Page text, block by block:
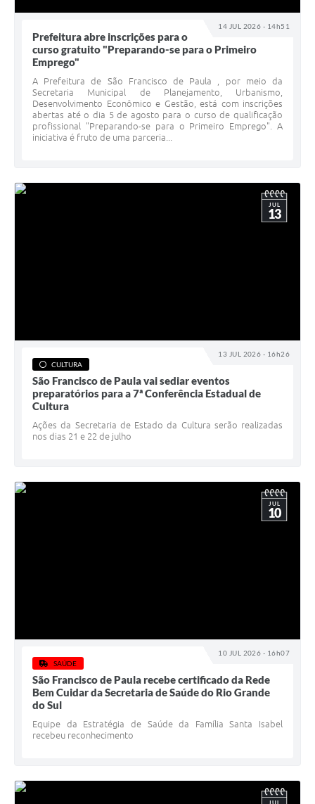
14 JUL 2026 - 14h51
Prefeitura abre inscrições para o
curso gratuito "Preparando-se para o Primeiro
Emprego"
A Prefeitura de São Francisco de Paula , por meio da
Secretaria Municipal de Planejamento, Urbanismo,
Desenvolvimento Econômico e Gestão, está com inscrições
abertas até o dia 5 de agosto para o curso de qualificação
profissional "Preparando-se para o Primeiro Emprego". A
iniciativa é fruto de uma parceria...
13 JUL 2026 - 16h26
JUL
13
CULTURA
São Francisco de Paula vai sediar eventos
preparatórios para a 7ª Conferência Estadual de
Cultura
Ações da Secretaria de Estado da Cultura serão realizadas
nos dias 21 e 22 de julho
10 JUL 2026 - 16h07
JUL
10
SAÚDE
São Francisco de Paula recebe certificado da Rede
Bem Cuidar da Secretaria de Saúde do Rio Grande
do Sul
Equipe da Estratégia de Saúde da Família Santa Isabel
recebeu reconhecimento